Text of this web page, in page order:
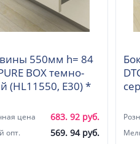
550мм h= 84
BOX темно-
серый (HL11550, E30) *
цена 683. 92 руб.
опт. 569. 94 руб.